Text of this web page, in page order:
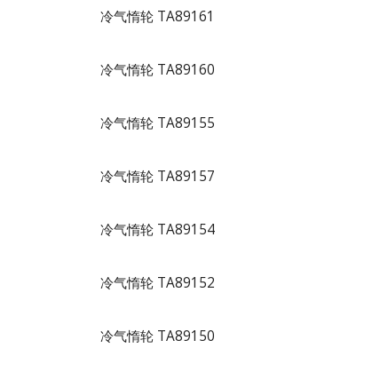
冷气惰轮 TA89161
冷气惰轮 TA89160
冷气惰轮 TA89155
冷气惰轮 TA89157
冷气惰轮 TA89154
冷气惰轮 TA89152
冷气惰轮 TA89150